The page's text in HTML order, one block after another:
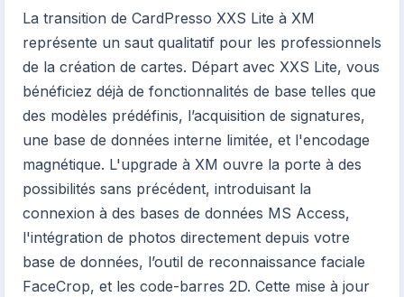
La transition de CardPresso XXS Lite à XM
représente un saut qualitatif pour les professionnels
de la création de cartes. Départ avec XXS Lite, vous
bénéficiez déjà de fonctionnalités de base telles que
des modèles prédéfinis, l’acquisition de signatures,
une base de données interne limitée, et l'encodage
magnétique. L'upgrade à XM ouvre la porte à des
possibilités sans précédent, introduisant la
connexion à des bases de données MS Access,
l'intégration de photos directement depuis votre
base de données, l’outil de reconnaissance faciale
FaceCrop, et les code-barres 2D. Cette mise à jour